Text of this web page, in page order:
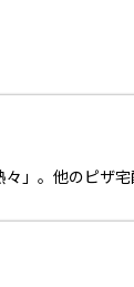
」。他のピザ